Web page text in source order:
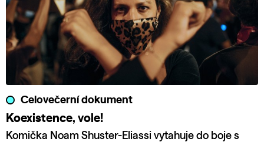
Celovečerní dokument
Koexistence, vole!
Komička Noam Shuster-Eliassi vytahuje do boje s